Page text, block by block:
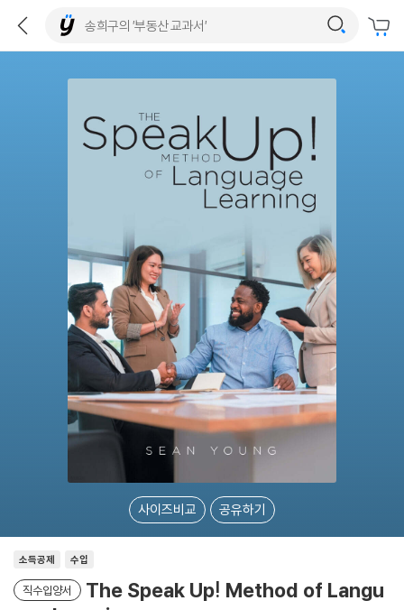
사이즈비교 공유하기
소득공제 수입
직수입양서
The Speak Up! Method of Langu